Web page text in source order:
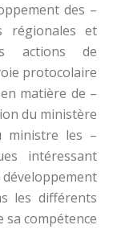
des
régionales et
actions de
protocolaire ;
matière de
du ministère ;
ministre les
intéressant
les différents
compétence ;